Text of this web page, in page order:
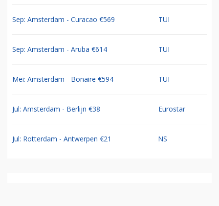
Sep: Amsterdam - Curacao €569 TUI
Sep: Amsterdam - Aruba €614 TUI
Mei: Amsterdam - Bonaire €594 TUI
Jul: Amsterdam - Berlijn €38 Eurostar
Jul: Rotterdam - Antwerpen €21 NS